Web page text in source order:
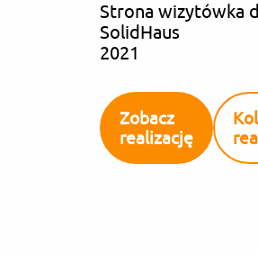
Strona wizytówka
SolidHaus
2021
Zobacz
realizację